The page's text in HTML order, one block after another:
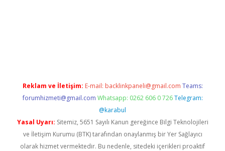
Reklam ve İletişim: E-mail: backlinkpaneli@gmail.com Teams:
forumhizmeti@gmail.com Whatsapp: 0262 606 0 726 Telegram:
@karabul
Yasal Uyarı: Sitemiz, 5651 Sayılı Kanun gereğince Bilgi Teknolojileri
ve İletişim Kurumu (BTK) tarafından onaylanmış bir Yer Sağlayıcı
olarak hizmet vermektedir. Bu nedenle, sitedeki içerikleri proaktif